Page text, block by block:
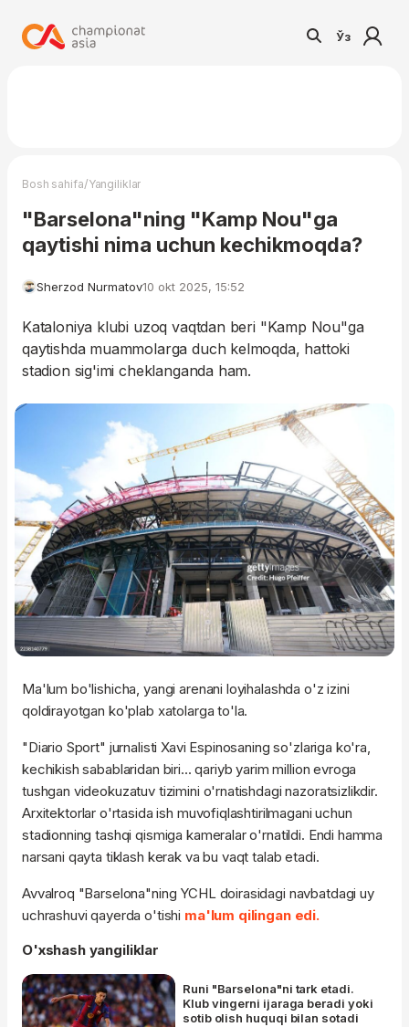
Ўз
Bosh sahifa/Yangiliklar
"Barselona"ning "Kamp Nou"ga
qaytishi nima uchun kechikmoqda?
Sherzod Nurmatov10 okt 2025, 15:52
Kataloniya klubi uzoq vaqtdan beri "Kamp Nou"ga
qaytishda muammolarga duch kelmoqda, hattoki
stadion sig'imi cheklanganda ham.
Ma'lum bo'lishicha, yangi arenani loyihalashda o'z izini
qoldirayotgan ko'plab xatolarga to'la.
"Diario Sport" jurnalisti Xavi Espinosaning so'zlariga ko'ra,
kechikish sabablaridan biri... qariyb yarim million evroga
tushgan videokuzatuv tizimini o'rnatishdagi nazoratsizlikdir.
Arxitektorlar o'rtasida ish muvofiqlashtirilmagani uchun
stadionning tashqi qismiga kameralar o'rnatildi. Endi hamma
narsani qayta tiklash kerak va bu vaqt talab etadi.
Avvalroq "Barselona"ning YCHL doirasidagi navbatdagi uy
uchrashuvi qayerda o'tishi ma'lum qilingan edi.
O'xshash yangiliklar
Runi "Barselona"ni tark etadi.
Klub vingerni ijaraga beradi yoki
sotib olish huquqi bilan sotadi